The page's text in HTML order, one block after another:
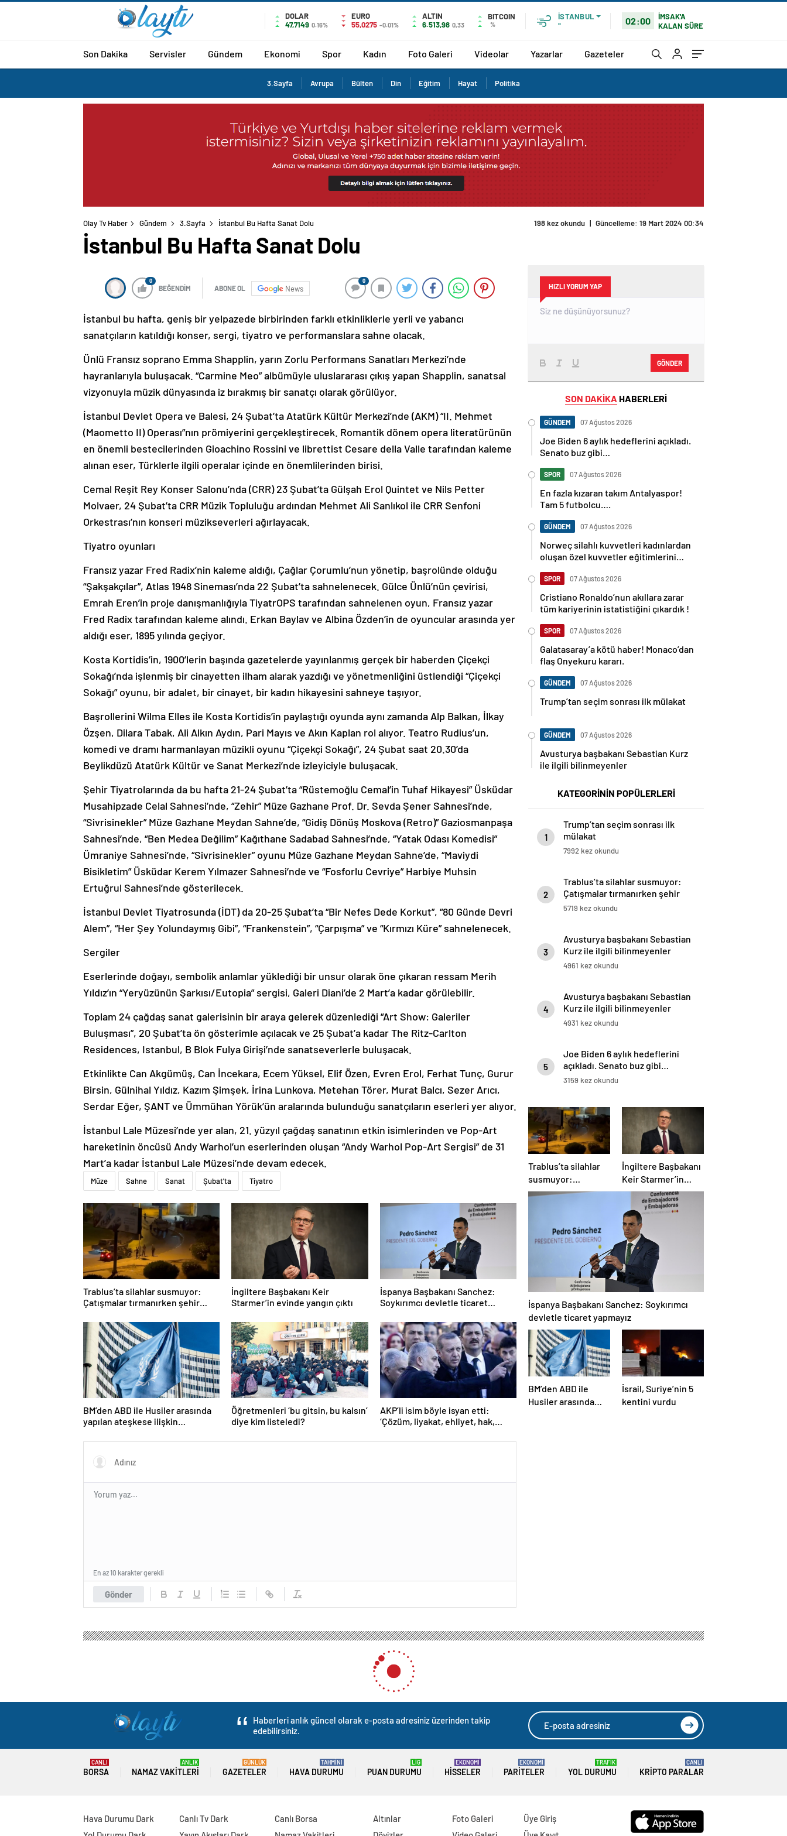
DOLAR
47,7149 0.16%
EURO
55,0275 -0.01%
ALTIN
6.513,98 0,33
BITCOIN
%
İSTANBUL
°
02:00
İMSAK'A
KALAN SÜRE
Son Dakika Servisler Gündem Ekonomi Spor Kadın Foto Galeri Videolar Yazarlar Gazeteler
3.Sayfa Avrupa Bülten Din Eğitim Hayat Politika
Olay Tv Haber Gündem 3.Sayfa İstanbul Bu Hafta Sanat Dolu 198 kez okundu | Güncelleme: 19 Mart 2024 00:34
İstanbul Bu Hafta Sanat Dolu
0
BEĞENDİM ABONE OL News
0
İstanbul bu hafta, geniş bir yelpazede birbirinden farklı etkinliklerle yerli ve yabancı
sanatçıların katıldığı konser, sergi, tiyatro ve performanslara sahne olacak.
Ünlü Fransız soprano Emma Shapplin, yarın Zorlu Performans Sanatları Merkezi’nde
hayranlarıyla buluşacak. “Carmine Meo” albümüyle uluslararası çıkış yapan Shapplin, sanatsal
vizyonuyla müzik dünyasında iz bırakmış bir sanatçı olarak görülüyor.
İstanbul Devlet Opera ve Balesi, 24 Şubat’ta Atatürk Kültür Merkezi’nde (AKM) “II. Mehmet
(Maometto II) Operası”nın prömiyerini gerçekleştirecek. Romantik dönem opera literatürünün
en önemli bestecilerinden Gioachino Rossini ve librettist Cesare della Valle tarafından kaleme
alınan eser, Türklerle ilgili operalar içinde en önemlilerinden birisi.
Cemal Reşit Rey Konser Salonu’nda (CRR) 23 Şubat’ta Gülşah Erol Quintet ve Nils Petter
Molvaer, 24 Şubat’ta CRR Müzik Topluluğu ardından Mehmet Ali Sanlıkol ile CRR Senfoni
Orkestrası’nın konseri müzikseverleri ağırlayacak.
Tiyatro oyunları
Fransız yazar Fred Radix’nin kaleme aldığı, Çağlar Çorumlu’nun yönetip, başrolünde olduğu
“Şakşakçılar”, Atlas 1948 Sineması’nda 22 Şubat’ta sahnelenecek. Gülce Ünlü’nün çevirisi,
Emrah Eren’in proje danışmanlığıyla TiyatrOPS tarafından sahnelenen oyun, Fransız yazar
Fred Radix tarafından kaleme alındı. Erkan Baylav ve Albina Özden’in de oyuncular arasında yer
aldığı eser, 1895 yılında geçiyor.
Kosta Kortidis’in, 1900’lerin başında gazetelerde yayınlanmış gerçek bir haberden Çiçekçi
Sokağı’nda işlenmiş bir cinayetten ilham alarak yazdığı ve yönetmenliğini üstlendiği “Çiçekçi
Sokağı” oyunu, bir adalet, bir cinayet, bir kadın hikayesini sahneye taşıyor.
Başrollerini Wilma Elles ile Kosta Kortidis’in paylaştığı oyunda aynı zamanda Alp Balkan, İlkay
Özşen, Dilara Tabak, Ali Alkın Aydın, Pari Mayıs ve Akın Kaplan rol alıyor. Teatro Rudius’un,
komedi ve dramı harmanlayan müzikli oyunu “Çiçekçi Sokağı”, 24 Şubat saat 20.30’da
Beylikdüzü Atatürk Kültür ve Sanat Merkezi’nde izleyiciyle buluşacak.
Şehir Tiyatrolarında da bu hafta 21-24 Şubat’ta “Rüstemoğlu Cemal’in Tuhaf Hikayesi” Üsküdar
Musahipzade Celal Sahnesi’nde, “Zehir” Müze Gazhane Prof. Dr. Sevda Şener Sahnesi’nde,
“Sivrisinekler” Müze Gazhane Meydan Sahne’de, “Gidiş Dönüş Moskova (Retro)” Gaziosmanpaşa
Sahnesi’nde, “Ben Medea Değilim” Kağıthane Sadabad Sahnesi’nde, “Yatak Odası Komedisi”
Ümraniye Sahnesi’nde, “Sivrisinekler” oyunu Müze Gazhane Meydan Sahne’de, “Maviydi
Bisikletim” Üsküdar Kerem Yılmazer Sahnesi’nde ve “Fosforlu Cevriye” Harbiye Muhsin
Ertuğrul Sahnesi’nde gösterilecek.
İstanbul Devlet Tiyatrosunda (İDT) da 20-25 Şubat’ta “Bir Nefes Dede Korkut”, “80 Günde Devri
Alem”, “Her Şey Yolundaymış Gibi”, “Frankenstein”, “Çarpışma” ve “Kırmızı Küre” sahnelenecek.
Sergiler
Eserlerinde doğayı, sembolik anlamlar yüklediği bir unsur olarak öne çıkaran ressam Merih
Yıldız’ın “Yeryüzünün Şarkısı/Eutopia” sergisi, Galeri Diani’de 2 Mart’a kadar görülebilir.
Toplam 24 çağdaş sanat galerisinin bir araya gelerek düzenlediği “Art Show: Galeriler
Buluşması”, 20 Şubat’ta ön gösterimle açılacak ve 25 Şubat’a kadar The Ritz-Carlton
Residences, Istanbul, B Blok Fulya Girişi’nde sanatseverlerle buluşacak.
Etkinlikte Can Akgümüş, Can İncekara, Ecem Yüksel, Elif Özen, Evren Erol, Ferhat Tunç, Gurur
Birsin, Gülnihal Yıldız, Kazım Şimşek, İrina Lunkova, Metehan Törer, Murat Balcı, Sezer Arıcı,
Serdar Eğer, ŞANT ve Ümmühan Yörük’ün aralarında bulunduğu sanatçıların eserleri yer alıyor.
İstanbul Lale Müzesi’nde yer alan, 21. yüzyıl çağdaş sanatının etkin isimlerinden ve Pop-Art
hareketinin öncüsü Andy Warhol’un eserlerinden oluşan “Andy Warhol Pop-Art Sergisi” de 31
Mart’a kadar İstanbul Lale Müzesi’nde devam edecek.
Müze Sahne Sanat Şubat'ta Tiyatro
Trablus’ta silahlar susmuyor:
Çatışmalar tırmanırken şehir
İngiltere Başbakanı Keir
Starmer’in evinde yangın çıktı
İspanya Başbakanı Sanchez:
Soykırımcı devletle ticaret
BM’den ABD ile Husiler arasında
yapılan ateşkese ilişkin
Öğretmenleri ‘bu gitsin, bu kalsın’
diye kim listeledi?
AKP’li isim böyle isyan etti:
‘Çözüm, liyakat, ehliyet, hak,
Gönder
En az 10 karakter gerekli
HIZLI YORUM YAP
GÖNDER
SON DAKİKA HABERLERİ
GÜNDEM 07 Ağustos 2026
Joe Biden 6 aylık hedeflerini açıkladı.
Senato buz gibi…
SPOR 07 Ağustos 2026
En fazla kızaran takım Antalyaspor!
Tam 5 futbolcu….
GÜNDEM 07 Ağustos 2026
Norweç silahlı kuvvetleri kadınlardan
oluşan özel kuvvetler eğitimlerini
SPOR 07 Ağustos 2026
Cristiano Ronaldo’nun akıllara zarar
tüm kariyerinin istatistiğini çıkardık !
SPOR 07 Ağustos 2026
Galatasaray’a kötü haber! Monaco’dan
flaş Onyekuru kararı.
GÜNDEM 07 Ağustos 2026
Trump’tan seçim sonrası ilk mülakat
GÜNDEM 07 Ağustos 2026
Avusturya başbakanı Sebastian Kurz
ile ilgili bilinmeyenler
KATEGORİNİN POPÜLERLERİ
1
Trump’tan seçim sonrası ilk
mülakat
7992 kez okundu
2
Trablus’ta silahlar susmuyor:
Çatışmalar tırmanırken şehir
alarmda
5719 kez okundu
3
Avusturya başbakanı Sebastian
Kurz ile ilgili bilinmeyenler
4961 kez okundu
4
Avusturya başbakanı Sebastian
Kurz ile ilgili bilinmeyenler
4931 kez okundu
5
Joe Biden 6 aylık hedeflerini
açıkladı. Senato buz gibi…
3159 kez okundu
Trablus’ta silahlar
susmuyor:
Çatışmalar
İngiltere Başbakanı
Keir Starmer’in
evinde yangın çıktı
İspanya Başbakanı Sanchez: Soykırımcı
devletle ticaret yapmayız
BM’den ABD ile
Husiler arasında
İsrail, Suriye’nin 5
kentini vurdu
Haberleri anlık güncel olarak e-posta adresiniz üzerinden takip
edebilirsiniz.
BORSA
CANLI
NAMAZ VAKITLERI
ANLIK
GAZETELER
GÜNLÜK
HAVA DURUMU
TAHMİNİ
PUAN DURUMU
LİG
HISSELER
EKONOMİ
PARITELER
EKONOMİ
YOL DURUMU
TRAFİK
KRIPTO PARALAR
CANLI
Hava Durumu Dark
Canlı Tv Dark
Canlı Borsa
Altınlar
Foto Galeri
Üye Giriş